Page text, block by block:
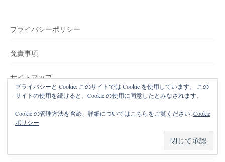
プライバシーポリシー
免責事項
サイトマップ
トップページ
プログラミングをはじめてみよう
プライバシーと Cookie: このサイトでは Cookie を使用しています。 この
サイトの使用を続けると、Cookie の使用に同意したとみなされます。
Cookie の管理方法を含め、詳細についてはこちらをご覧ください:Cookie
ポリシー